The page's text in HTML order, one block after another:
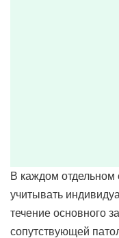
В каждом отдельном
учитывать
течение основного
сопутствующей